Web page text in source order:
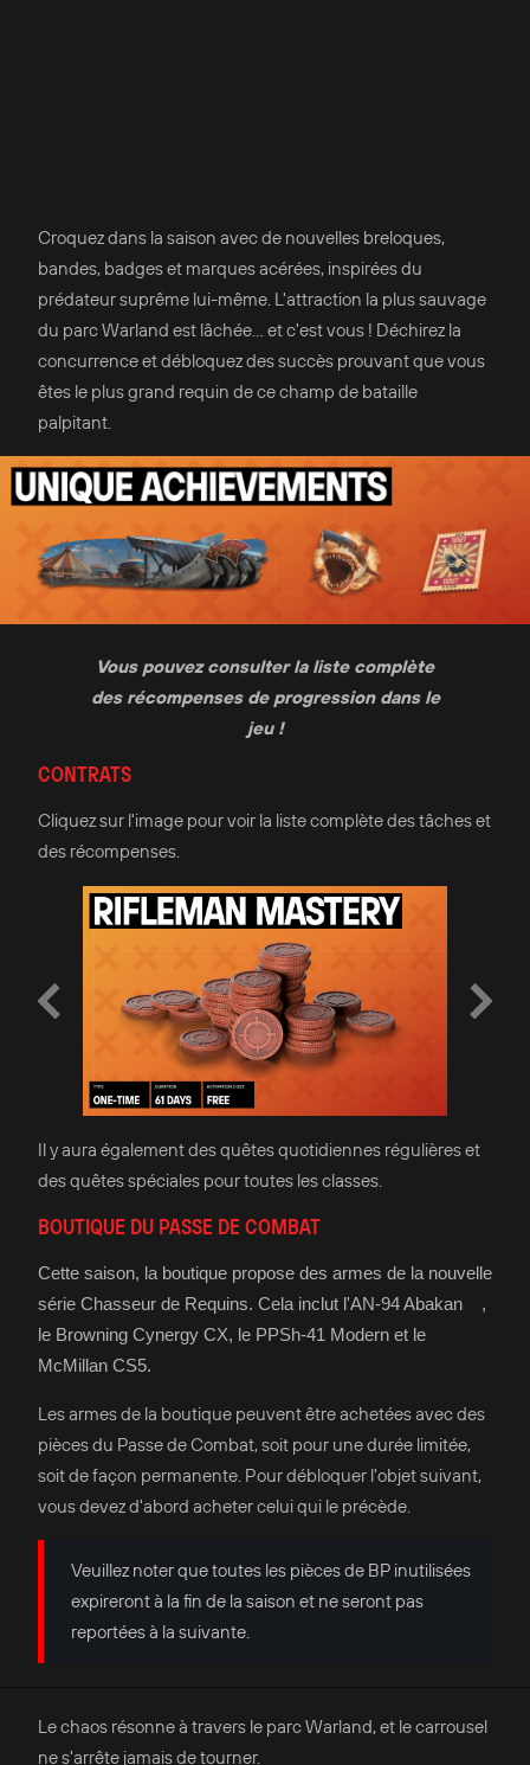
Croquez dans la saison avec de nouvelles breloques,
bandes, badges et marques acérées, inspirées du
prédateur suprême lui-même. L'attraction la plus sauvage
du parc Warland est lâchée... et c'est vous ! Déchirez la
concurrence et débloquez des succès prouvant que vous
êtes le plus grand requin de ce champ de bataille
palpitant.
Vous pouvez consulter la liste complète
des récompenses de progression dans le
jeu !
CONTRATS
Cliquez sur l'image pour voir la liste complète des tâches et
des récompenses.
Il y aura également des quêtes quotidiennes régulières et
des quêtes spéciales pour toutes les classes.
BOUTIQUE DU PASSE DE COMBAT
Cette saison, la boutique propose des armes de la nouvelle
série Chasseur de Requins. Cela inclut l'AN-94 Abakan ,
le Browning Cynergy CX, le PPSh-41 Modern et le
McMillan CS5.
Les armes de la boutique peuvent être achetées avec des
pièces du Passe de Combat, soit pour une durée limitée,
soit de façon permanente. Pour débloquer l'objet suivant,
vous devez d'abord acheter celui qui le précède.
Veuillez noter que toutes les pièces de BP inutilisées
expireront à la fin de la saison et ne seront pas
reportées à la suivante.
Le chaos résonne à travers le parc Warland, et le carrousel
ne s'arrête jamais de tourner.